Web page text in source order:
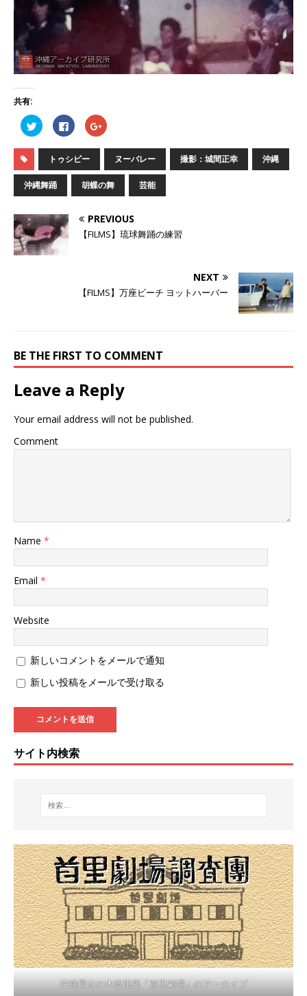
共有:
ク
リ
ク
T
w
i
t
e
r
で
共
有
(
ま
す
)
F
a
e
b
o
o
共
い
ウ
ィ
ド
ウ
き
ク
リ
ク
G
o
o
g
e
+
で
共
ウ
ィ
ま
す
)
トゥシビー ヌーバレー 撮影：城間正幸 沖縄
沖縄舞踊 胡蝶の舞 芸能
PREVIOUS
【FILMS】琉球舞踊の練習
NEXT
【FILMS】万座ビーチ ヨットハーバー
BE THE FIRST TO COMMENT
Leave a Reply
Your email address will not be published.
Comment
Name *
Email *
Website
新しいコメントをメールで通知
新しい投稿をメールで受け取る
サイト内検索
沖縄最古の木造建築「首里劇場」のアーカイブ